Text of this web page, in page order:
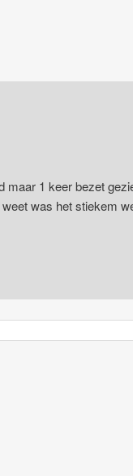
maar 1 keer bezet
was het stiekem